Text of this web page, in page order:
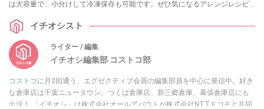
は大容量で、小分けして冷凍保存も可能です。ぜひ気になるアレンジレシピ
イチオシスト
ライター / 編集
イチオシ編集部 コストコ部
コストコ に月2回通う、エグゼクティブ会員の編集部員を中心に発信中。好き
な倉庫店は千葉ニュータウン。つくば倉庫店、新三郷倉庫、幕張倉庫店にも
出没！ 「イチオシ」は株式会社オールアバウトが株式会社NTTドコモと共同